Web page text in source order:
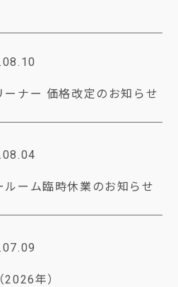
ナー 価格改定のお知らせ
ーム臨時休業のお知らせ
年）